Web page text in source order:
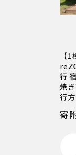
【
行
焼
行
寄